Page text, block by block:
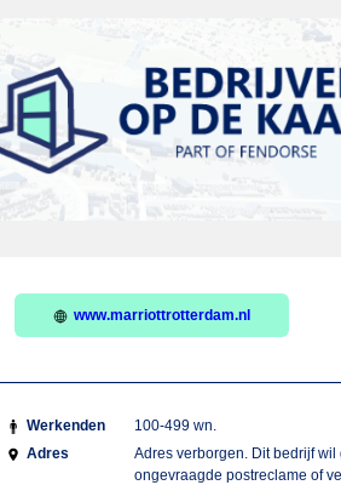
www.marriottrotterdam.nl
Werkenden
100-499 wn.
Adres
Adres verborgen. Dit bedrijf wil
ongevraagde postreclame of